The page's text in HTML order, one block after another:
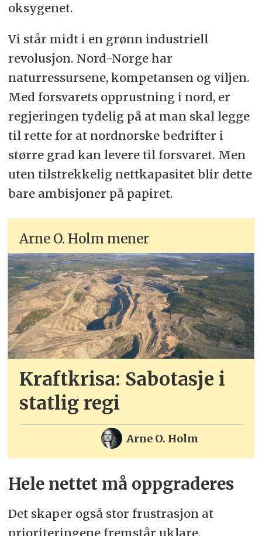
oksygenet.
Vi står midt i en grønn industriell
revolusjon. Nord-Norge har
naturressursene, kompetansen og viljen.
Med forsvarets opprustning i nord, er
regjeringen tydelig på at man skal legge
til rette for at nordnorske bedrifter i
større grad kan levere til forsvaret. Men
uten tilstrekkelig nettkapasitet blir dette
bare ambisjoner på papiret.
Arne O. Holm mener
Kraftkrisa: Sabotasje i
statlig regi
Arne O. Holm
Hele nettet må oppgraderes
Det skaper også stor frustrasjon at
prioriteringene fremstår uklare.